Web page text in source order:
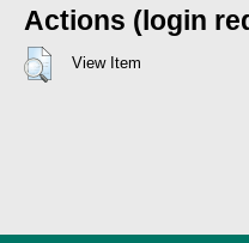
Actions (login
View Item